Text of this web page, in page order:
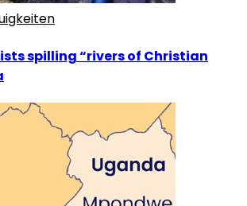
spilling “rivers of Christian